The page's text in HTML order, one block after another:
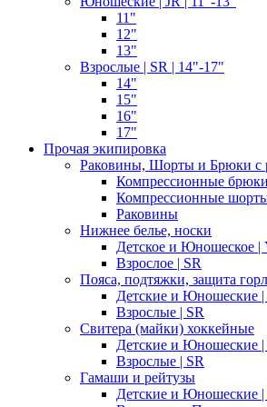
11"
12"
13"
Взрослые | SR | 14"-17"
14"
15"
16"
17"
Прочая экипировка
Раковины, Шорты и Брюки с
Компрессионные
Компрессионные
Раковины
Нижнее белье, носки
Детское и Юношеское |
Взрослое | SR
Пояса, подтяжки, защита
Детские и Юношеские
Взрослые | SR
Свитера (майки) хоккейные
Детские и Юношеские
Взрослые | SR
Гамаши и рейтузы
Детские и Юношеские